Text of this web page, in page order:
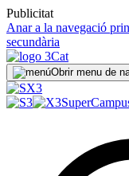
Publicitat
Anar a la navegació
secundària
Obrir menu de